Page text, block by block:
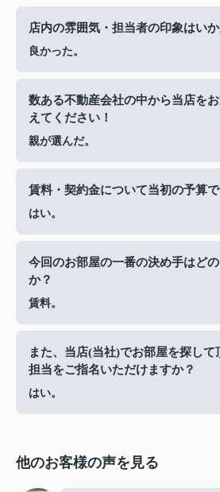
店内の雰囲気・担当者の印象はい
良かった。
数ある不動産会社の中から当店を
えてください！
親が選んだ。
賃料・契約金について当初の予算
はい。
今回のお部屋の一番の決め手はど
か？
賃料。
また、当店(当社)でお部屋を探し
担当をご指名いただけますか？
はい。
他のお客様の声を見る